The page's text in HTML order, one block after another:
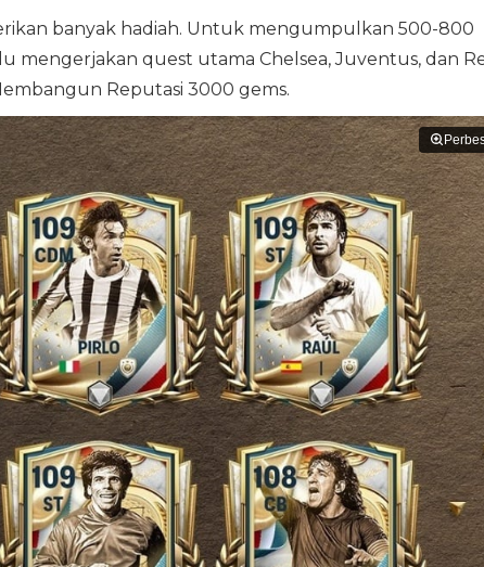
banyak hadiah. Untuk mengumpulkan 500-800
mengerjakan quest utama Chelsea, Juventus, dan
Reputasi 3000 gems.